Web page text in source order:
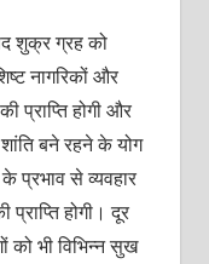
शुक्र ग्रह को
नागरिकों और
प्राप्ति होगी और
बने रहने के योग
प्रभाव से व्यवहार
होगी। दूर
को भी विभिन्न सुख